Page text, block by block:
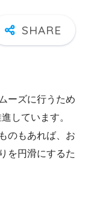
ーズに行うため
しています。
のもあれば、お
を円滑にするた